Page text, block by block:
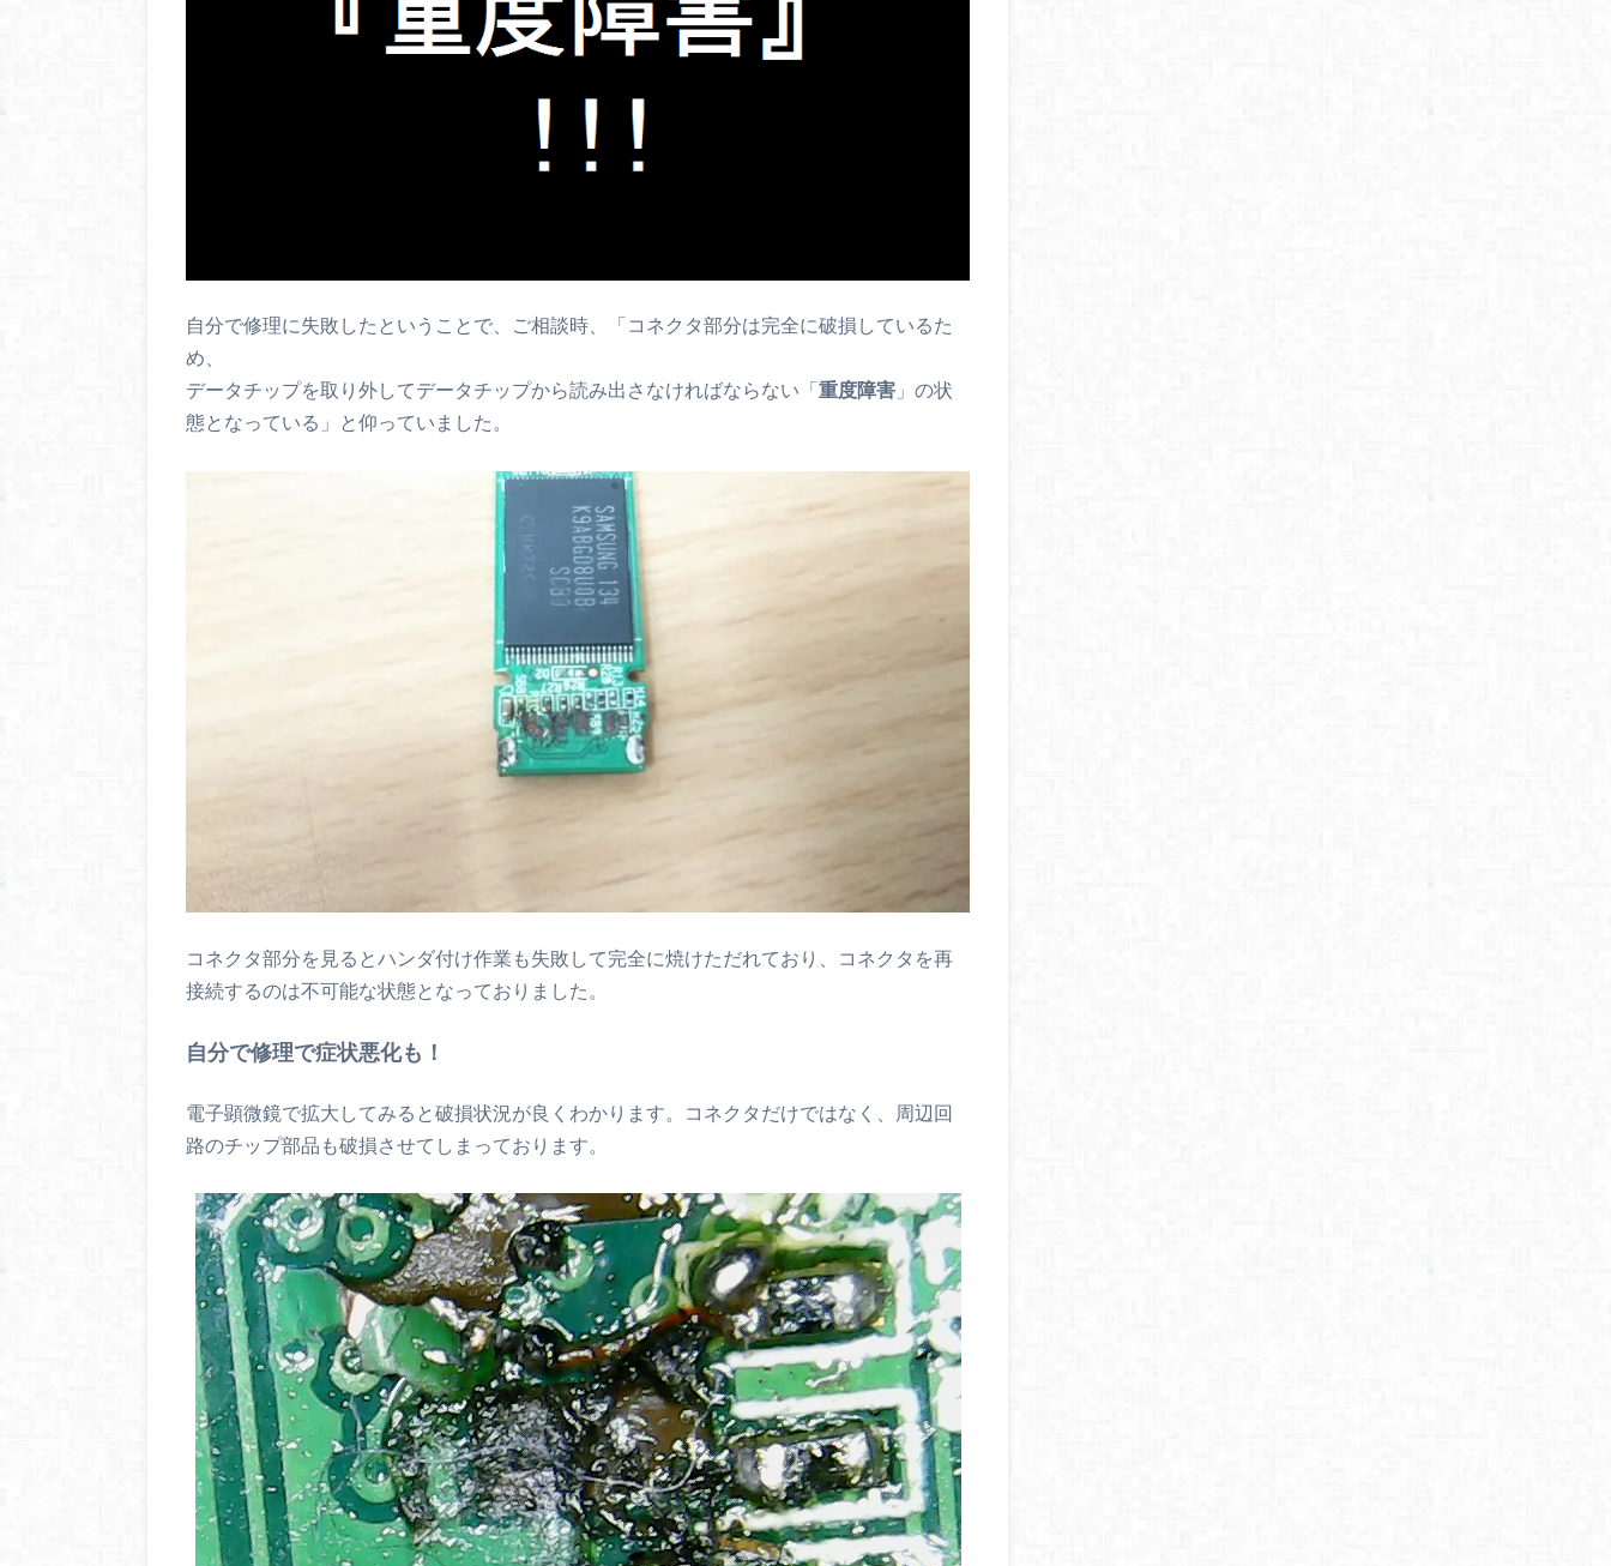
自分で修理に失敗したということで、ご相談時、「コネクタ部分は完全に破損しているた
め、
データチップを取り外してデータチップから読み出さなければならない「 重度障害 」の状
態となっている」と仰っていました。
コネクタ部分を見るとハンダ付け作業も失敗して完全に焼けただれており、コネクタを再
接続するのは不可能な状態となっておりました。
自分で修理で症状悪化も！
電子顕微鏡で拡大してみると破損状況が良くわかります。コネクタだけではなく、周辺回
路のチップ部品も破損させてしまっております。